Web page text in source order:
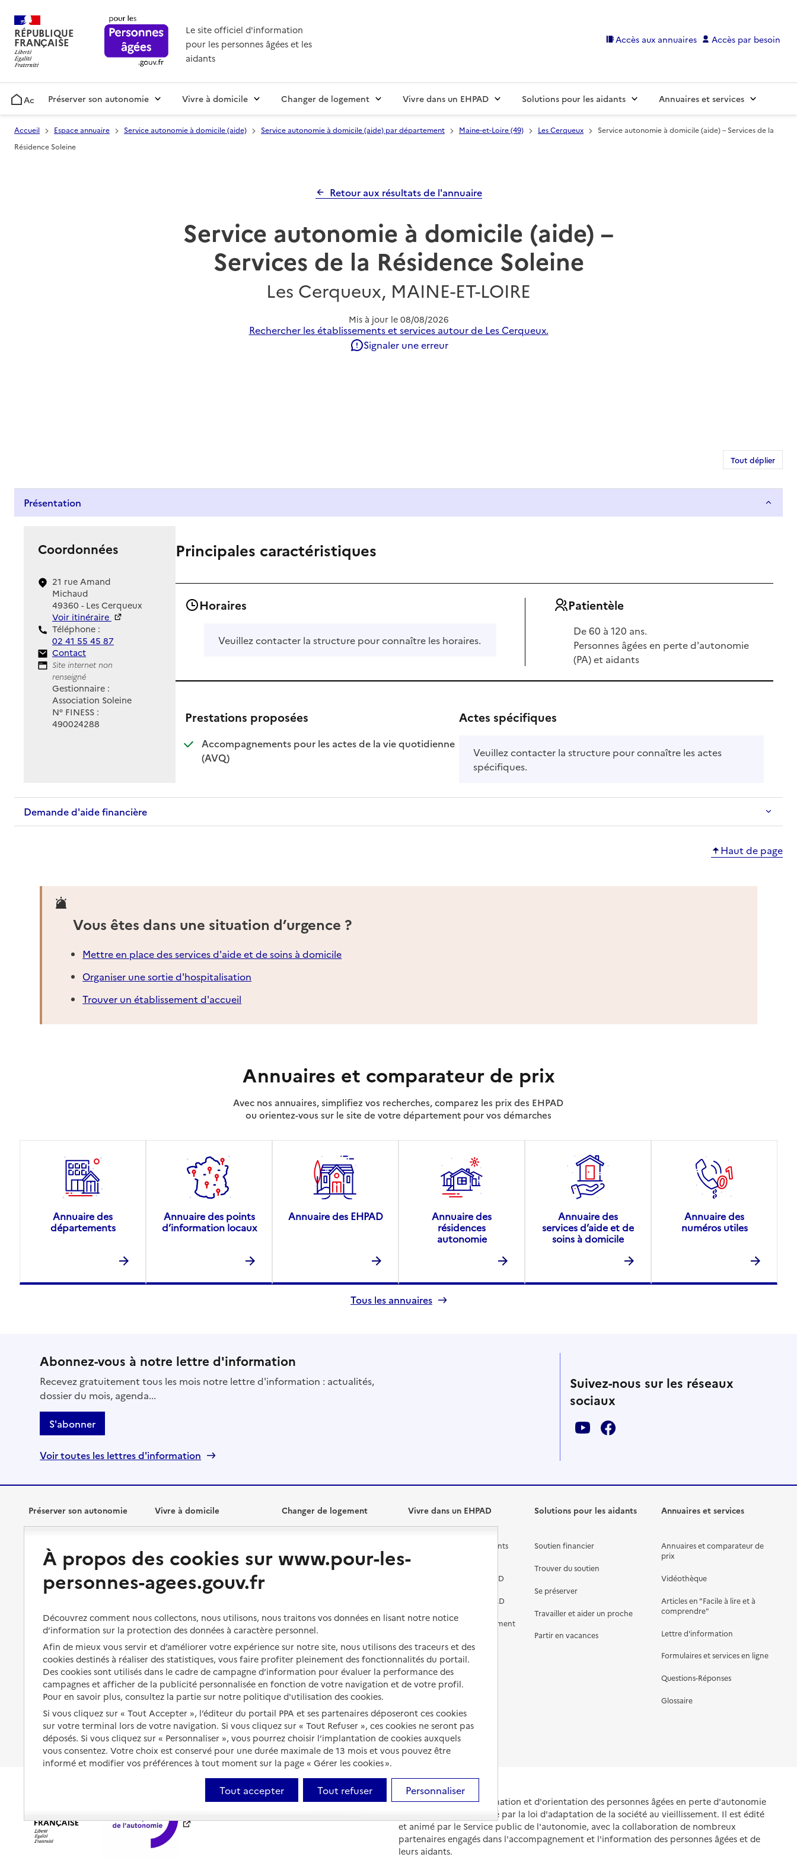
RÉPUBLIQUE
FRANÇAISE
Le site officiel d'information
pour les personnes âgées et les
aidants
Accès aux annuaires Accès par besoin
AccueilPréserver son autonomie Vivre à domicile Changer de logement Vivre dans un EHPAD Solutions pour les aidants Annuaires et services
Accueil Espace annuaire Service autonomie à domicile (aide) Service autonomie à domicile (aide) par département Maine-et-Loire (49) Les Cerqueux
Service autonomie à domicile (aide) – Services de la
Résidence Soleine
Retour aux résultats de l'annuaire
Service autonomie à domicile (aide) –
Services de la Résidence Soleine
Les Cerqueux, MAINE-ET-LOIRE
Mis à jour le 08/08/2026
Rechercher les établissements et services autour de Les Cerqueux.
Signaler une erreur
Tout déplier
Présentation
Coordonnées
21 rue Amand
Michaud
49360 - Les Cerqueux
Voir itinéraire
Téléphone :
02 41 55 45 87
Contact
Contact
Site Internet
Site internet non
renseigné
Gestionnaire :
Association Soleine
N° FINESS :
490024288
Principales caractéristiques
Horaires
Veuillez contacter la structure pour connaître les horaires.
Patientèle
De 60 à 120 ans.
Personnes âgées en perte d'autonomie
(PA) et aidants
Prestations proposées
Accompagnements pour les actes de la vie quotidienne
(AVQ)
: disponible
: non disponible
Actes spécifiques
Veuillez contacter la structure pour connaître les actes
spécifiques.
Demande d'aide financière
Haut de page
Vous êtes dans une situation d’urgence ?
Mettre en place des services d'aide et de soins à domicile
Organiser une sortie d'hospitalisation
Trouver un établissement d'accueil
Annuaires et comparateur de prix
Avec nos annuaires, simplifiez vos recherches, comparez les prix des EHPAD
ou orientez-vous sur le site de votre département pour vos démarches
Annuaire des
départements
Annuaire des points
d’information locaux
Annuaire des EHPAD
Annuaire des
résidences
autonomie
Annuaire des
services d’aide et de
soins à domicile
Annuaire des
numéros utiles
Tous les annuaires
Abonnez-vous à notre lettre d'information
Recevez gratuitement tous les mois notre lettre d'information : actualités,
dossier du mois, agenda...
S'abonner
Voir toutes les lettres d'information
Suivez-nous sur les réseaux
sociaux
Préserver son autonomie
et droits
Aménager son logement et
s'équiper
santé
Organiser à l'avance sa propre
protection
Les mesures de protection
Les obligations de la famille
Les politiques du grand âge
Vivre à domicile
Bénéficier de soins à domicile
Aides financières
Solutions d'accueil temporaire
Partager son logement
Vivre à domicile avec une
maladie ou un handicap
Être hospitalisé
Fin de vie à domicile
Changer de logement
Vivre dans une résidence avec
Vivre en accueil familial
Autres solutions de logement
Vivre dans un EHPAD
Les différents établissements
Préparer l'entrée en EHPAD
Aides financières en EHPAD
Prévention, accompagnement
Comprendre les prix en
EHPAD
Droits en EHPAD
Fin de vie en EHPAD
Solutions pour les aidants
Soutien financier
Trouver du soutien
Se préserver
Travailler et aider un proche
Partir en vacances
Annuaires et services
Annuaires et comparateur de
prix
Vidéothèque
Articles en "Facile à lire et à
comprendre"
Lettre d'information
Formulaires et services en ligne
Questions-Réponses
Glossaire
Portail national d'information et d'orientation des personnes âgées en perte d'autonomie
et de leurs proches, créé par la loi d'adaptation de la société au vieillissement. Il est édité
et animé par le Service public de l'autonomie, avec la collaboration de nombreux
partenaires engagés dans l'accompagnement et l'information des personnes âgées et de
leurs aidants.
À propos des cookies sur www.pour-les-
personnes-agees.gouv.fr
Découvrez comment nous collectons, nous utilisons, nous traitons vos données en lisant notre notice
d’information sur la protection des données à caractère personnel.
Afin de mieux vous servir et d’améliorer votre expérience sur notre site, nous utilisons des traceurs et des
cookies destinés à réaliser des statistiques, vous faire profiter pleinement des fonctionnalités du portail.
Des cookies sont utilisés dans le cadre de campagne d’information pour évaluer la performance des
campagnes et afficher de la publicité personnalisée en fonction de votre navigation et de votre profil.
Pour en savoir plus, consultez la partie sur notre politique d'utilisation des cookies.
Si vous cliquez sur « Tout Accepter », l’éditeur du portail PPA et ses partenaires déposeront ces cookies
sur votre terminal lors de votre navigation. Si vous cliquez sur « Tout Refuser », ces cookies ne seront pas
déposés. Si vous cliquez sur « Personnaliser », vous pourrez choisir l’implantation de cookies auxquels
vous consentez. Votre choix est conservé pour une durée maximale de 13 mois et vous pouvez être
informé et modifier vos préférences à tout moment sur la page « Gérer les cookies ».
Tout accepter Tout refuser Personnaliser